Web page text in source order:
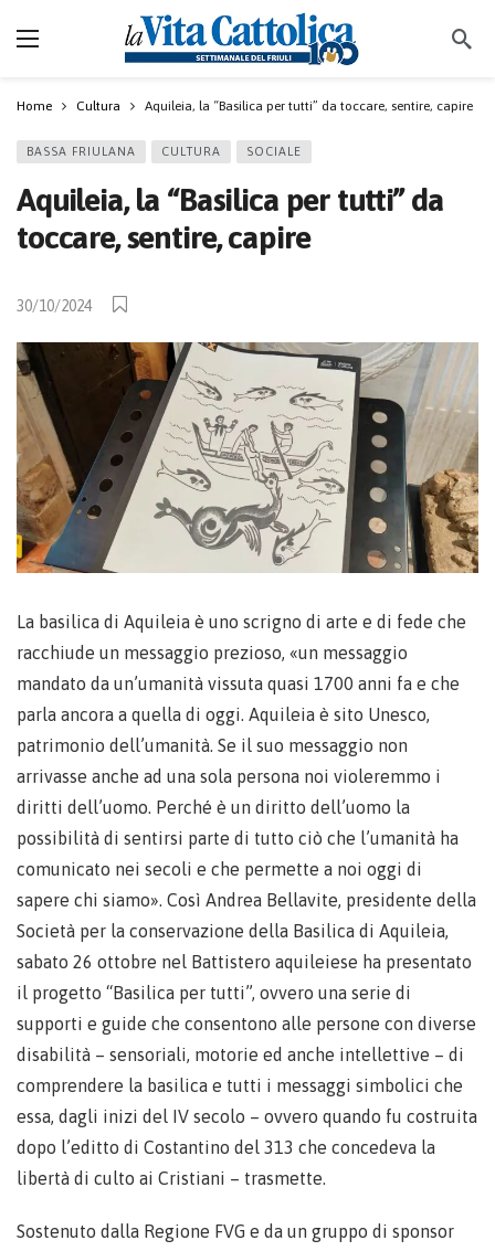
Home Cultura Aquileia, la “Basilica per tutti” da toccare, sentire, capire
BASSA FRIULANA CULTURA SOCIALE
Aquileia, la “Basilica per tutti” da
toccare, sentire, capire
30/10/2024
La basilica di Aquileia è uno scrigno di arte e di fede che
racchiude un messaggio prezioso, «un messaggio
mandato da un’umanità vissuta quasi 1700 anni fa e che
parla ancora a quella di oggi. Aquileia è sito Unesco,
patrimonio dell’umanità. Se il suo messaggio non
arrivasse anche ad una sola persona noi violeremmo i
diritti dell’uomo. Perché è un diritto dell’uomo la
possibilità di sentirsi parte di tutto ciò che l’umanità ha
comunicato nei secoli e che permette a noi oggi di
sapere chi siamo». Così Andrea Bellavite, presidente della
Società per la conservazione della Basilica di Aquileia,
sabato 26 ottobre nel Battistero aquileiese ha presentato
il progetto “Basilica per tutti”, ovvero una serie di
supporti e guide che consentono alle persone con diverse
disabilità – sensoriali, motorie ed anche intellettive – di
comprendere la basilica e tutti i messaggi simbolici che
essa, dagli inizi del IV secolo – ovvero quando fu costruita
dopo l’editto di Costantino del 313 che concedeva la
libertà di culto ai Cristiani – trasmette.
Sostenuto dalla Regione FVG e da un gruppo di sponsor